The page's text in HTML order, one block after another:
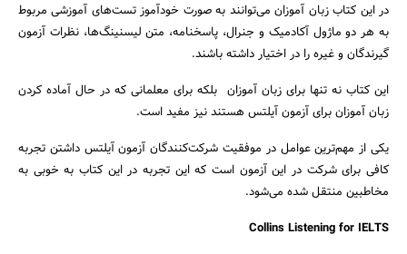
در این کتاب زبان آموزان می‌توانند به صورت خودآموز تست‌های آموزشی مربوط
به هر دو ماژول آکادمیک و جنرال، پاسخنامه، متن لیسنینگ‌ها، نظرات آزمون
گیرندگان و غیره را در اختیار داشته باشند.
این کتاب نه تنها برای زبان آموزان بلکه برای معلمانی که در حال آماده کردن
زبان آموزان برای آزمون آیلتس هستند نیز مفید است.
یکی از مهم‌ترین عوامل در موفقیت شرکت‌کنندگان آزمون آیلتس داشتن تجربه
کافی برای شرکت در این آزمون است که این تجربه در این کتاب به خوبی به
مخاطبین منتقل شده می‌شود.
Collins Listening for IELTS